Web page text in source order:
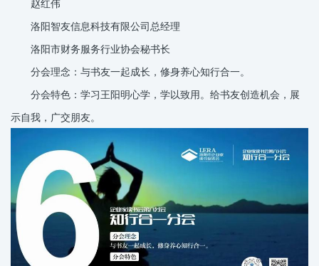
赵红伟
洛阳智友信息科技有限公司总经理
洛阳市财务服务行业协会秘书长
分会理念：与书友一起成长，修身养心知行合一。
分会特色：学习王阳明心学，学以致用。给书友创造机会，展
示自我，广交朋友。